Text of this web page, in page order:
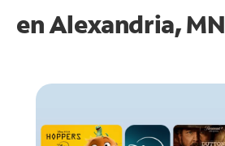
enAlexandria, MN